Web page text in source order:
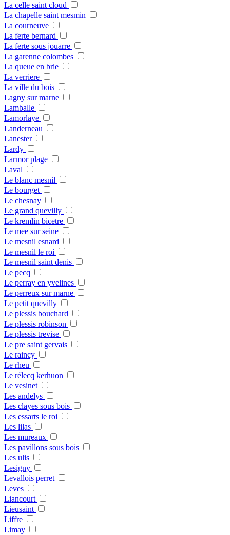
La celle saint cloud
La chapelle saint mesmin
La courneuve
La ferte bernard
La ferte sous jouarre
La garenne colombes
La queue en brie
La verriere
La ville du bois
Lagny sur marne
Lamballe
Lamorlaye
Landerneau
Lanester
Lardy
Larmor plage
Laval
Le blanc mesnil
Le bourget
Le chesnay
Le grand quevilly
Le kremlin bicetre
Le mee sur seine
Le mesnil esnard
Le mesnil le roi
Le mesnil saint denis
Le pecq
Le perray en yvelines
Le perreux sur marne
Le petit quevilly
Le plessis bouchard
Le plessis robinson
Le plessis trevise
Le pre saint gervais
Le raincy
Le rheu
Le rélecq kerhuon
Le vesinet
Les andelys
Les clayes sous bois
Les essarts le roi
Les lilas
Les mureaux
Les pavillons sous bois
Les ulis
Lesigny
Levallois perret
Leves
Liancourt
Lieusaint
Liffre
Limay